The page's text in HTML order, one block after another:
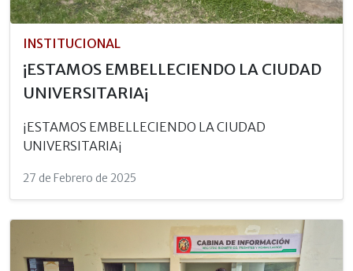
INSTITUCIONAL
¡ESTAMOS EMBELLECIENDO LA CIUDAD
UNIVERSITARIA¡
¡ESTAMOS EMBELLECIENDO LA CIUDAD
UNIVERSITARIA¡
27 de Febrero de 2025